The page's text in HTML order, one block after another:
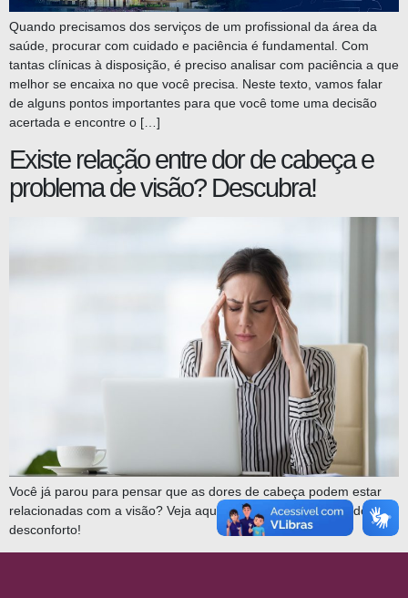
Quando precisamos dos serviços de um profissional da área da
saúde, procurar com cuidado e paciência é fundamental. Com
tantas clínicas à disposição, é preciso analisar com paciência a que
melhor se encaixa no que você precisa. Neste texto, vamos falar
de alguns pontos importantes para que você tome uma decisão
acertada e encontre o […]
Existe relação entre dor de cabeça e
problema de visão? Descubra!
Você já parou para pensar que as dores de cabeça podem estar
relacionadas com a visão? Veja aqui e descubra as causas do
desconforto!